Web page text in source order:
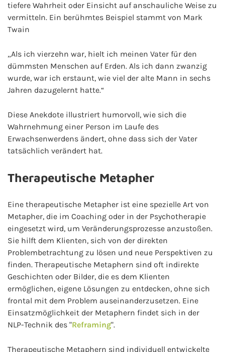
tiefere Wahrheit oder Einsicht auf anschauliche Weise zu
vermitteln. Ein berühmtes Beispiel stammt von Mark
Twain
„Als ich vierzehn war, hielt ich meinen Vater für den
dümmsten Menschen auf Erden. Als ich dann zwanzig
wurde, war ich erstaunt, wie viel der alte Mann in sechs
Jahren dazugelernt hatte.“
Diese Anekdote illustriert humorvoll, wie sich die
Wahrnehmung einer Person im Laufe des
Erwachsenwerdens ändert, ohne dass sich der Vater
tatsächlich verändert hat.
Therapeutische Metapher
Eine therapeutische Metapher ist eine spezielle Art von
Metapher, die im Coaching oder in der Psychotherapie
eingesetzt wird, um Veränderungsprozesse anzustoßen.
Sie hilft dem Klienten, sich von der direkten
Problembetrachtung zu lösen und neue Perspektiven zu
finden. Therapeutische Metaphern sind oft indirekte
Geschichten oder Bilder, die es dem Klienten
ermöglichen, eigene Lösungen zu entdecken, ohne sich
frontal mit dem Problem auseinanderzusetzen. Eine
Einsatzmöglichkeit der Metaphern findet sich in der
NLP-Technik des "Reframing".
Therapeutische Metaphern sind individuell entwickelte